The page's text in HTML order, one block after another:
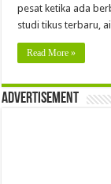
pesat ketika ada
studi tikus terbaru,
Read More »
Advertisement